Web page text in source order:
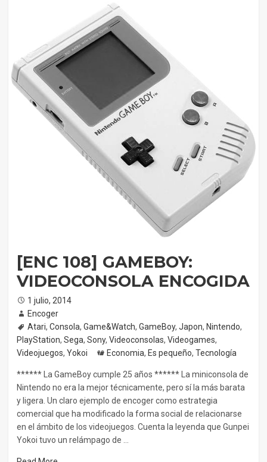
[ENC 108] GAMEBOY:
VIDEOCONSOLA ENCOGIDA
Posted
on
1 julio, 2014
Author
Encoger
Tags
Atari, Consola, Game&Watch, GameBoy, Japon, Nintendo,
PlayStation, Sega, Sony, Videoconsolas, Videogames,
Videojuegos, Yokoi Categories
Economia, Es pequeño, Tecnología
****** La GameBoy cumple 25 años ****** La miniconsola de
Nintendo no era la mejor técnicamente, pero sí la más barata
y ligera. Un claro ejemplo de encoger como estrategia
comercial que ha modificado la forma social de relacionarse
en el ámbito de los videojuegos. Cuenta la leyenda que Gunpei
Yokoi tuvo un relámpago de …